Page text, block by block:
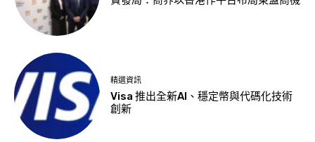
精選資訊
Visa 推出全新AI、穩定幣與代碼化技術
創新